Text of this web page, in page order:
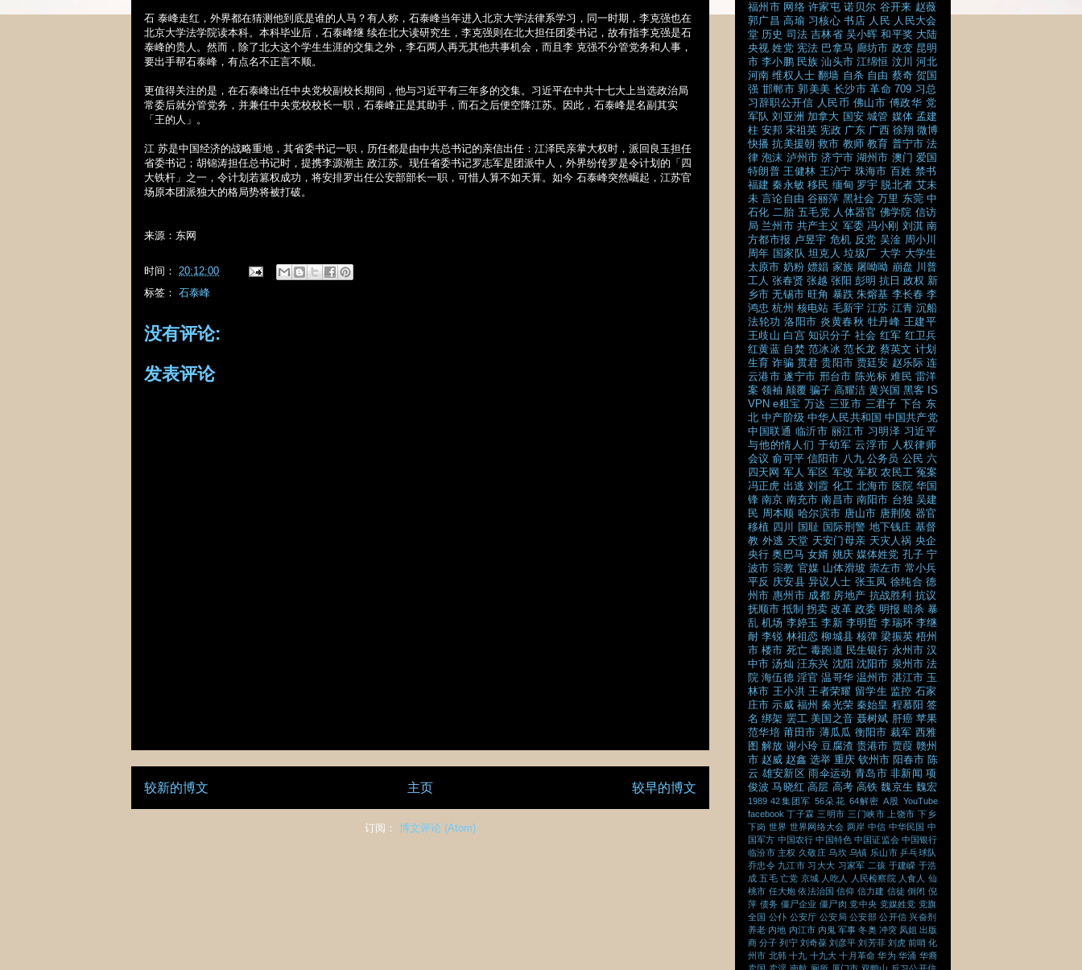
石 泰峰走红，外界都在猜测他到底是谁的人马？有人称，石泰峰当年进入北京大学法律系学习，同一时期，李克强也在
北京大学法学院读本科。本科毕业后，石泰峰继 续在北大读研究生，李克强则在北大担任团委书记，故有指李克强是石
泰峰的贵人。然而，除了北大这个学生生涯的交集之外，李石两人再无其他共事机会，而且李 克强不分管党务和人事，
要出手帮石泰峰，有点名不正言不顺。
更值得关注的是，在石泰峰出任中央党校副校长期间，他与习近平有三年多的交集。习近平在中共十七大上当选政治局
常委后就分管党务，并兼任中央党校校长一职，石泰峰正是其助手，而石之后便空降江苏。因此，石泰峰是名副其实
「王的人」。
江 苏是中国经济的战略重地，其省委书记一职，历任都是由中共总书记的亲信出任：江泽民亲掌大权时，派回良玉担任
省委书记；胡锦涛担任总书记时，提携李源潮主 政江苏。现任省委书记罗志军是团派中人，外界纷传罗是令计划的「四
大铁杆」之一，令计划若篡权成功，将安排罗出任公安部部长一职，可惜人算不如天算。如今 石泰峰突然崛起，江苏官
场原本团派独大的格局势将被打破。
来源：东网
时间： 20:12:00
标签： 石泰峰
没有评论:
发表评论
较新的博文 较早的博文
主页
订阅： 博文评论 (Atom)
福州市 网络 许家屯 诺贝尔 谷开来 赵薇
郭广昌 高瑜 习核心 书店 人民 人民大会
堂 历史 司法 吉林省 吴小晖 和平奖 大陆
央视 姓党 宪法 巴拿马 廊坊市 政变 昆明
市 李小鹏 民族 汕头市 江绵恒 汶川
河北
河南 维权人士 翻墙 自杀 自由 蔡奇 贺国
强 邯郸市 郭美美 长沙市 革命 709 习总
习辞职公开信 人民币 佛山市 傅政华 党
军队 刘亚洲 加拿大 国安 城管 媒体 孟建
柱 安邦 宋祖英 宪政 广东 广西 徐翔 微博
快播 抗美援朝 救市 教师 教育 普宁市 法
律 泡沫 泸州市 济宁市 湖州市 澳门 爱国
特朗普 王健林 王沪宁 珠海市 百姓 禁书
福建 秦永敏 移民 缅甸 罗宇 脱北者 艾未
未 言论自由 谷丽萍 黑社会 万里 东莞 中
石化 二胎 五毛党 人体器官 佛学院 信访
局 兰州市 共产主义 军委 冯小刚 刘淇 南
方都市报 卢昱宇 危机 反党 吴淦 周小川
周年 国家队 坦克人 垃圾厂 大学 大学生
太原市 奶粉 嫖娼 家族 屠呦呦 崩盘 川普
工人 张春贤 张越 张阳 彭明 抗日 政权 新
乡市 无锡市 旺角 暴跌 朱熔基 李长春 李
鸿忠 杭州 核电站 毛新宇 江苏 江青 沉船
法轮功 洛阳市 炎黄春秋 牡丹峰 王建平
王歧山 白宫 知识分子 社会 红军 红卫兵
红黄蓝 自焚 范冰冰 范长龙 蔡英文 计划
生育 诈骗 贯君 贵阳市 贾廷安 赵乐际 连
云港市 遂宁市 邢台市 陈光标 难民 雷洋
案 领袖 颠覆 骗子 高耀洁 黄兴国 黑客
IS
VPN e租宝 万达 三亚市 三君子 下台 东
北 中产阶级 中华人民共和国 中国共产党
中国联通 临沂市 丽江市 习明泽 习近平
与他的情人们 于幼军 云浮市 人权律师
会议 俞可平 信阳市 八九 公务员 公民 六
四天网 军人 军区 军改 军权 农民工 冤案
冯正虎 出逃 刘霞 化工 北海市 医院 华国
锋 南京 南充市 南昌市 南阳市 台独 吴建
民 周本顺 哈尔滨市 唐山市 唐荆陵 器官
移植 四川 国耻 国际刑警 地下钱庄 基督
教 外逃 天堂 天安门母亲 天灾人祸 央企
央行 奥巴马 女婿 姚庆 媒体姓党 孔子 宁
波市 宗教 官媒 山体滑坡 崇左市 常小兵
平反 庆安县 异议人士 张玉凤 徐纯合 德
州市 惠州市 成都 房地产 抗战胜利 抗议
抚顺市 抵制 拐卖 改革 政委 明报 暗杀 暴
乱 机场 李婷玉 李新 李明哲 李瑞环 李继
耐 李锐 林祖恋 柳城县 核弹 梁振英 梧州
市 楼市 死亡 毒跑道 民生银行 永州市 汉
中市 汤灿 汪东兴 沈阳 沈阳市 泉州市 法
院 海伍德 淫官 温哥华 温州市 湛江市 玉
林市 王小洪 王者荣耀 留学生 监控 石家
庄市 示威 福州 秦光荣 秦始皇 程慕阳 签
名 绑架 罢工 美国之音 聂树斌 肝癌 苹果
范华培 莆田市 薄瓜瓜 衡阳市 裁军 西雅
图 解放 谢小玲 豆腐渣 贵港市 贾葭 赣州
市 赵威 赵鑫 选举 重庆 钦州市 阳春市 陈
云 雄安新区 雨伞运动 青岛市 非新闻 项
俊波 马晓红 高层 高考 高铁 魏京生 魏宏
1989 42集团军 56朵花 64解密 A股 YouTube
facebook 丁子霖 三明市 三门峡市 上饶市 下乡
下岗 世界 世界网络大会 两岸 中信 中华民国 中
国军方 中国农行 中国特色 中国证监会 中国银行
临汾市 主权 久敬庄 乌坎 乌镇 乐山市 乒乓球队
乔忠令 九江市 习大大 习家军 二孩 于建嵘 于浩
成 五毛 亡党 京城 人吃人 人民检察院 人食人 仙
桃市 任大炮 依法治国 信仰 信力建 信徒 倒闭 倪
萍 债务 僵尸企业 僵尸肉 党中央 党媒姓党 党旗
全国 公仆 公安厅 公安局 公安部 公开信 兴奋剂
养老 内地 内江市 内鬼 军事 冬奥 冲突 凤姐 出版
商 分子 列宁 刘奇葆 刘彦平 刘芳菲 刘虎 前哨 化
州市 北韩 十九 十九大 十月革命 华为 华涌 华裔
卖国 卖淫 南航 厕所 厦门市 双鸭山 反习公开信